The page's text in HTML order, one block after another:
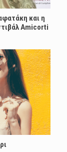
και η
Amicorti